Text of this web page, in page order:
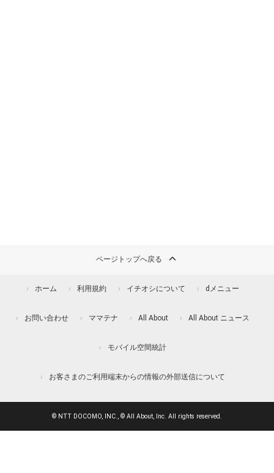
ページトップへ戻る
ホーム 利用規約 イチオシについて dメニュー
お問い合わせ ママテナ All About All About ニュース
モバイル空間統計
お客さまのご利用端末からの情報の外部送信について
© NTT DOCOMO, INC., © All About, Inc. All rights reserved.